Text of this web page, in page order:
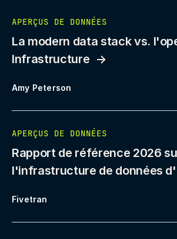
APERÇUS DE DONNÉES
La modern data stack vs.
Infrastructure
Amy Peterson
APERÇUS DE DONNÉES
Rapport de référence 2026
l'infrastructure de données
Fivetran